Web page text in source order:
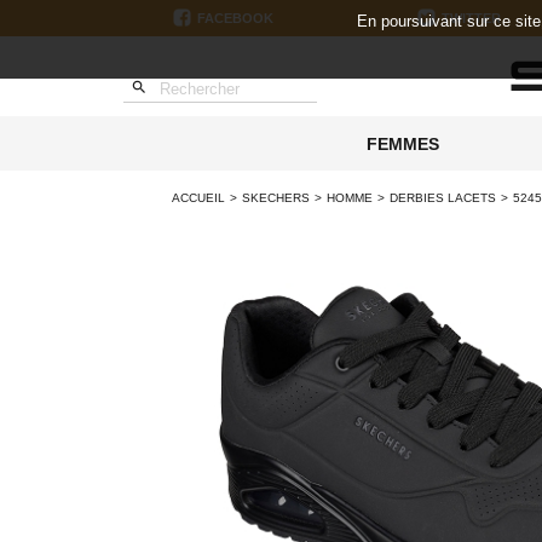
FACEBOOK TWITTER

FEMMES
ACCUEIL SKECHERS HOMME DERBIES LACETS
En poursuivant sur ce